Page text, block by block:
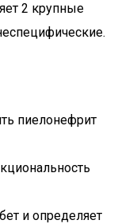
2 крупные
пиелонефрит
и определяет